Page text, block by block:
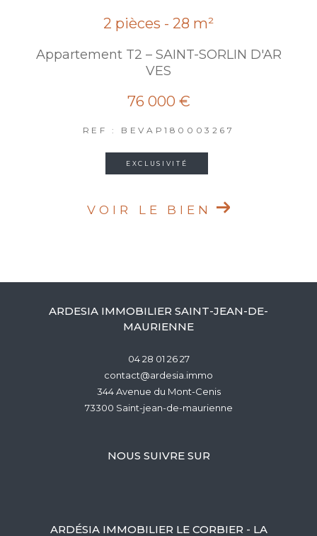
2 pièces - 28 m²
Appartement T2 – SAINT-SORLIN D'AR
VES
76 000 €
REF : BEVAP180003267
EXCLUSIVITÉ
VOIR LE BIEN
ARDESIA IMMOBILIER SAINT-JEAN-DE-
MAURIENNE
04 28 01 26 27
contact@ardesia.immo
344 Avenue du Mont-Cenis
73300
saint-jean-de-maurienne
NOUS SUIVRE SUR
ARDÉSIA IMMOBILIER LE CORBIER - LA